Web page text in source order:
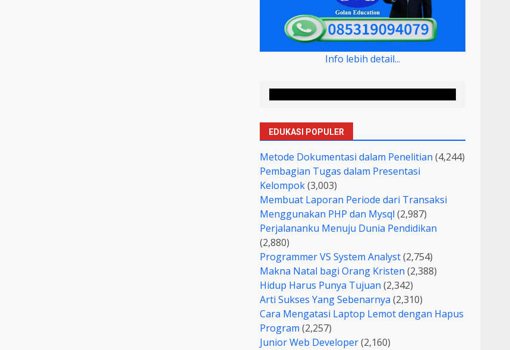
Info lebih detail...
EDUKASI POPULER
Metode Dokumentasi dalam Penelitian (4,244)
Pembagian Tugas dalam Presentasi
Kelompok(3,003)
Membuat Laporan Periode dari Transaksi
Menggunakan PHP dan Mysql (2,987)
Perjalananku Menuju Dunia Pendidikan
(2,880)
Programmer VS System Analyst(2,754)
Makna Natal bagi Orang Kristen (2,388)
Hidup Harus Punya Tujuan (2,342)
Arti Sukses Yang Sebenarnya (2,310)
Cara Mengatasi Laptop Lemot dengan Hapus
Program (2,257)
Junior Web Developer(2,160)